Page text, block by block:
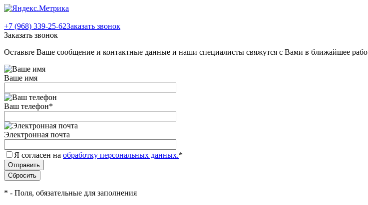
+7 (968) 339-25-62Заказать звонок
Заказать звонок
Оставьте Ваше сообщение и контактные данные и наши специалисты свяжутся с Вами в ближайшее
Ваше имя
Ваш телефон*
Электронная почта
Я согласен на обработку персональных данных.*
* - Поля, обязательные для заполнения